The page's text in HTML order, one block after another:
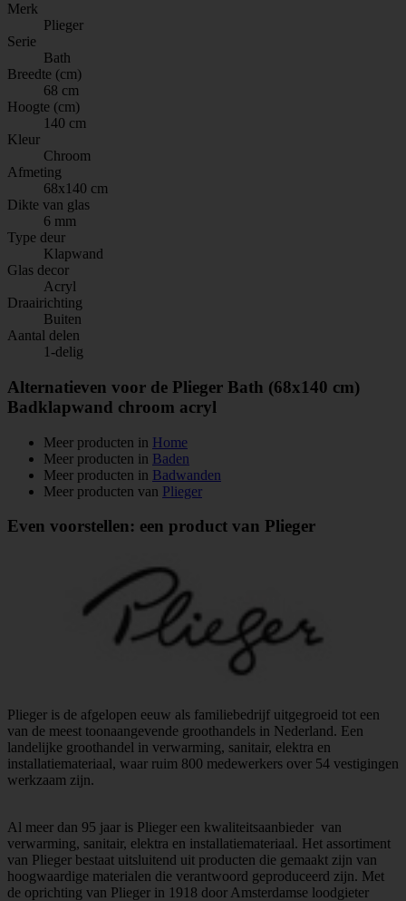
Merk
Plieger
Serie
Bath
Breedte (cm)
68 cm
Hoogte (cm)
140 cm
Kleur
Chroom
Afmeting
68x140 cm
Dikte van glas
6 mm
Type deur
Klapwand
Glas decor
Acryl
Draairichting
Buiten
Aantal delen
1-delig
Alternatieven voor de Plieger Bath (68x140 cm)
Badklapwand chroom acryl
Meer producten in Home
Meer producten in Baden
Meer producten in Badwanden
Meer producten van Plieger
Even voorstellen: een product van Plieger
Plieger is de afgelopen eeuw als familiebedrijf uitgegroeid tot een
van de meest toonaangevende groothandels in Nederland. Een
landelijke groothandel in verwarming, sanitair, elektra en
installatiemateriaal, waar ruim 800 medewerkers over 54 vestigingen
werkzaam zijn.
Al meer dan 95 jaar is Plieger een kwaliteitsaanbieder van
verwarming, sanitair, elektra en installatiemateriaal. Het assortiment
van Plieger bestaat uitsluitend uit producten die gemaakt zijn van
hoogwaardige materialen die verantwoord geproduceerd zijn. Met
de oprichting van Plieger in 1918 door Amsterdamse loodgieter